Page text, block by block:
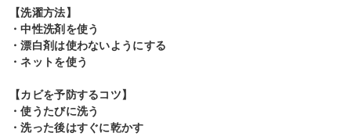
【洗濯方法】
・中性洗剤を使う
・漂白剤は使わないようにする
・ネットを使う
【カビを予防するコツ】
・使うたびに洗う
・洗った後はすぐに乾かす